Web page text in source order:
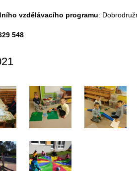
vzdělávacího programu:
548